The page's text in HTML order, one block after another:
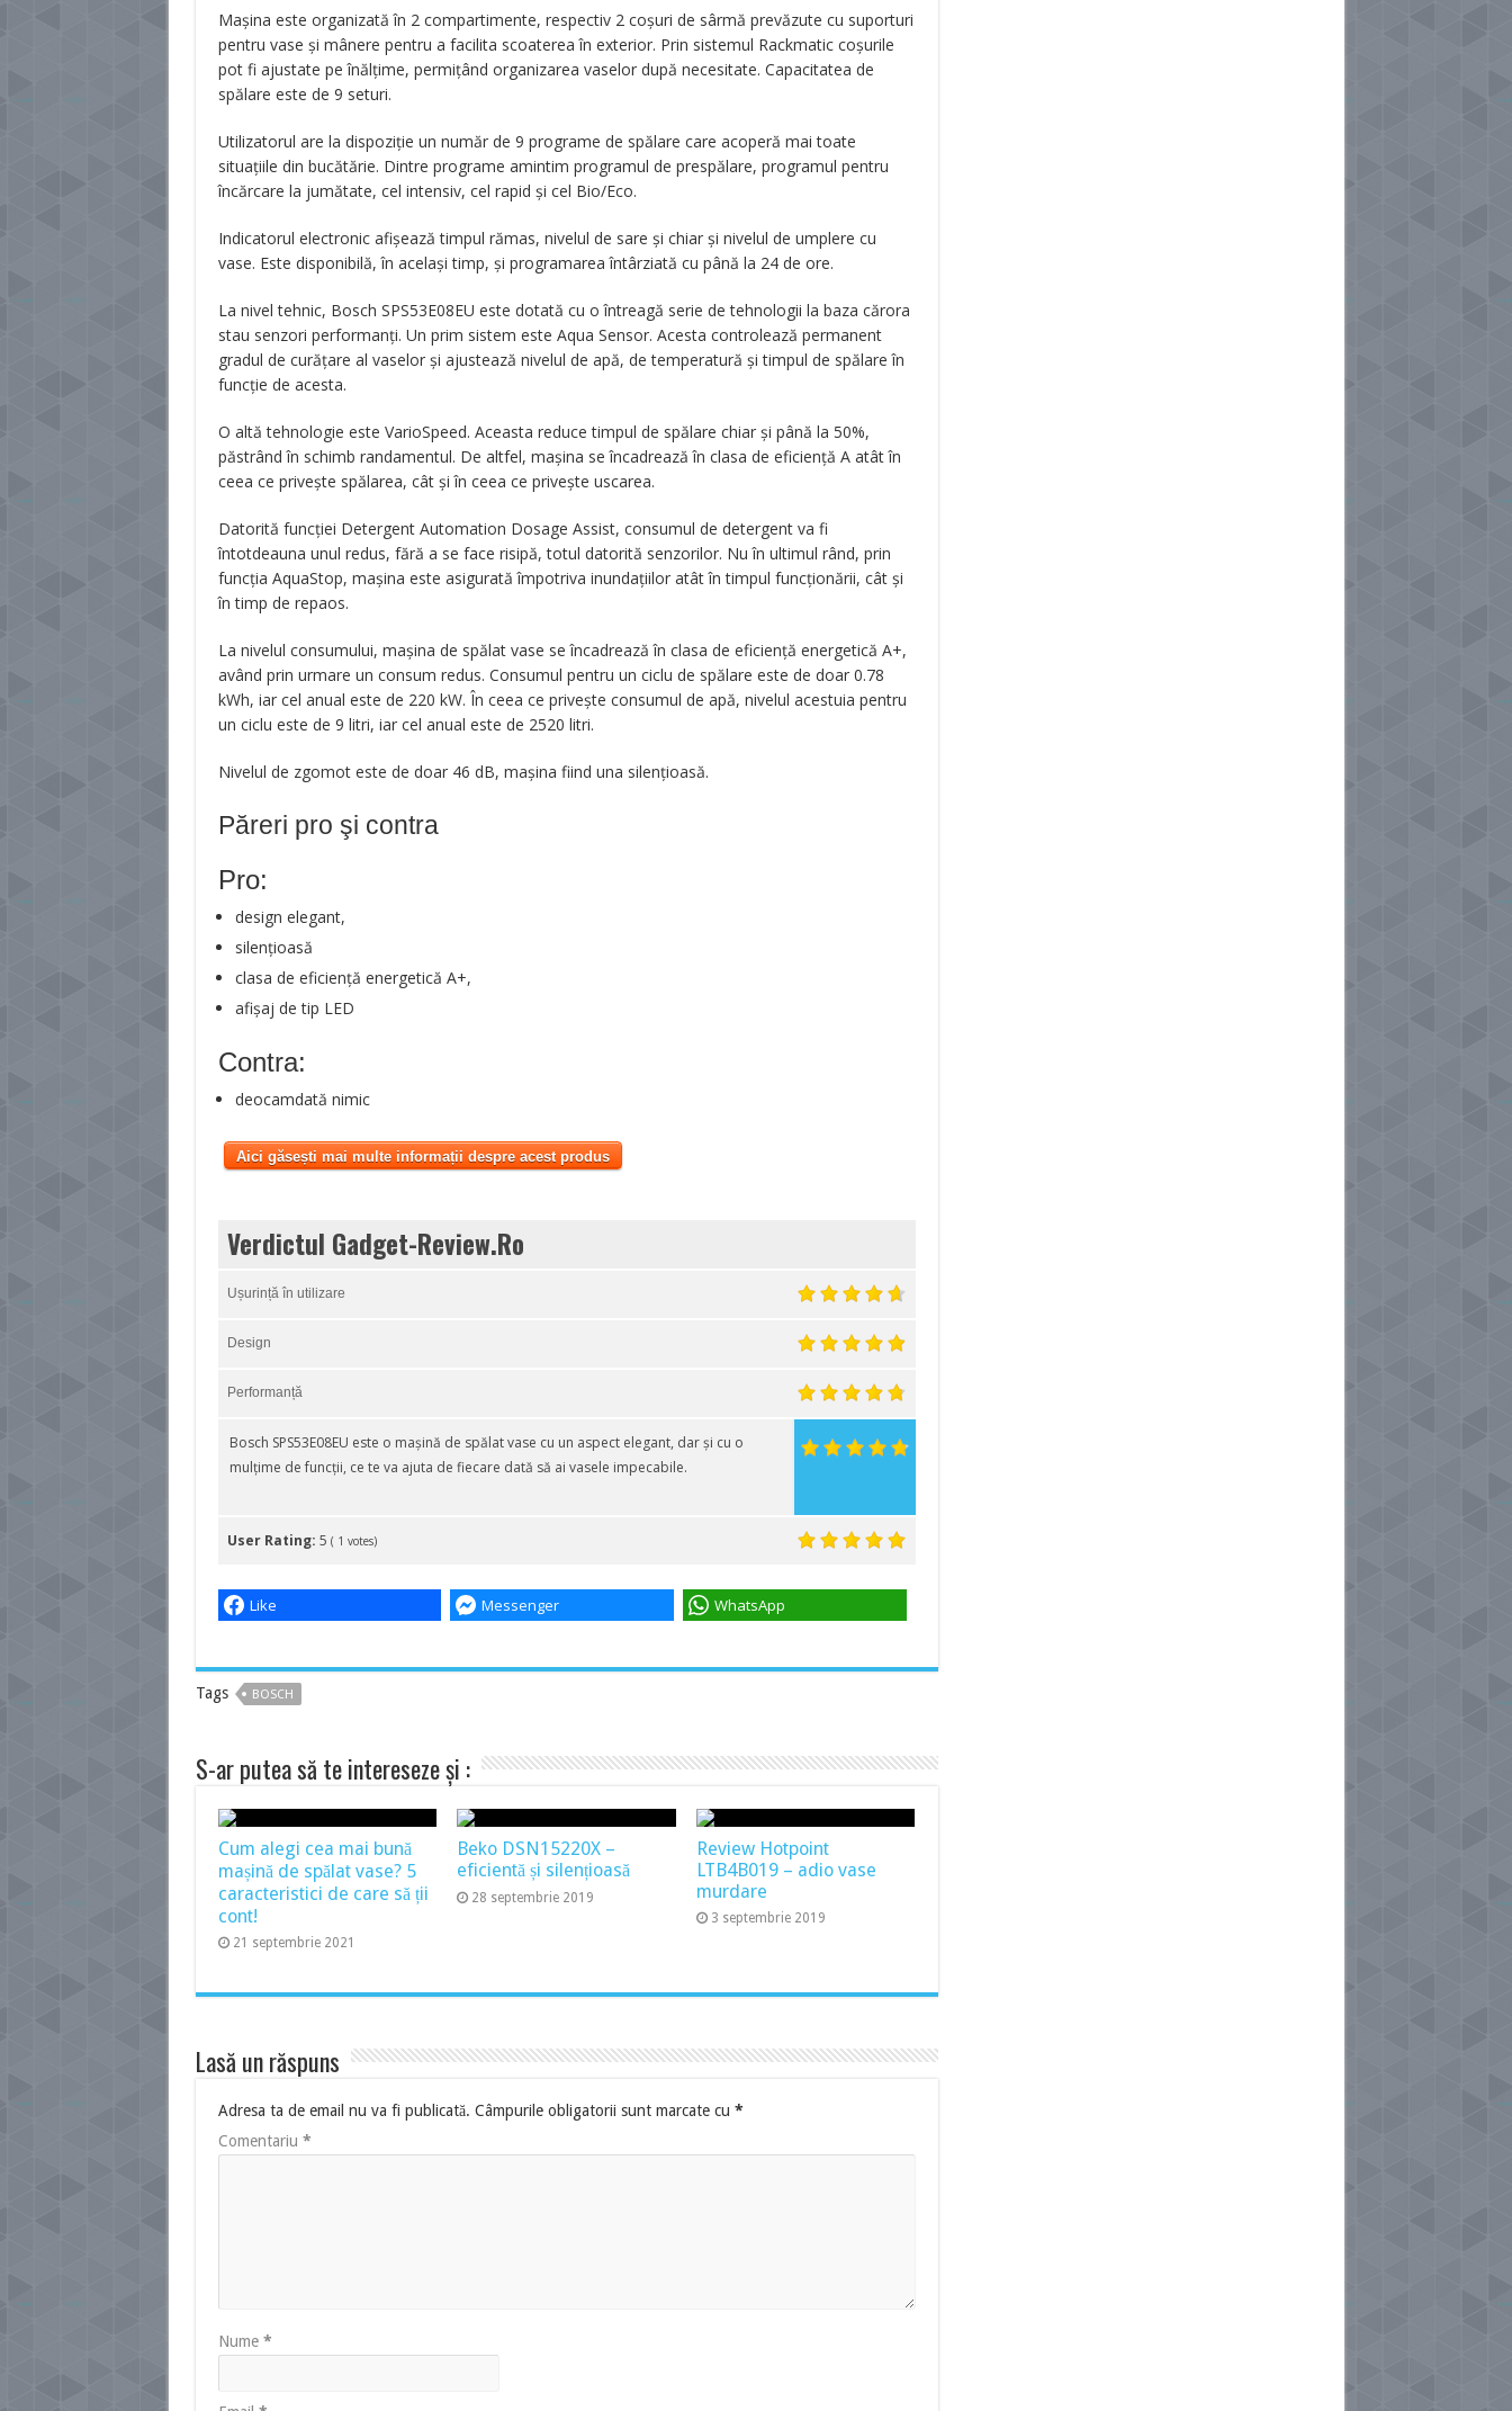
Mașina este organizată în 2 compartimente, respectiv 2 coșuri de sârmă prevăzute cu suporturi
pentru vase și mânere pentru a facilita scoaterea în exterior. Prin sistemul Rackmatic coșurile
pot fi ajustate pe înălțime, permițând organizarea vaselor după necesitate. Capacitatea de
spălare este de 9 seturi.
Utilizatorul are la dispoziție un număr de 9 programe de spălare care acoperă mai toate
situațiile din bucătărie. Dintre programe amintim programul de prespălare, programul pentru
încărcare la jumătate, cel intensiv, cel rapid și cel Bio/Eco.
Indicatorul electronic afișează timpul rămas, nivelul de sare și chiar și nivelul de umplere cu
vase. Este disponibilă, în același timp, și programarea întârziată cu până la 24 de ore.
La nivel tehnic, Bosch SPS53E08EU este dotată cu o întreagă serie de tehnologii la baza cărora
stau senzori performanți. Un prim sistem este Aqua Sensor. Acesta controlează permanent
gradul de curățare al vaselor și ajustează nivelul de apă, de temperatură și timpul de spălare în
funcție de acesta.
O altă tehnologie este VarioSpeed. Aceasta reduce timpul de spălare chiar și până la 50%,
păstrând în schimb randamentul. De altfel, mașina se încadrează în clasa de eficiență A atât în
ceea ce privește spălarea, cât și în ceea ce privește uscarea.
Datorită funcției Detergent Automation Dosage Assist, consumul de detergent va fi
întotdeauna unul redus, fără a se face risipă, totul datorită senzorilor. Nu în ultimul rând, prin
funcția AquaStop, mașina este asigurată împotriva inundațiilor atât în timpul funcționării, cât și
în timp de repaos.
La nivelul consumului, mașina de spălat vase se încadrează în clasa de eficiență energetică A+,
având prin urmare un consum redus. Consumul pentru un ciclu de spălare este de doar 0.78
kWh, iar cel anual este de 220 kW. În ceea ce privește consumul de apă, nivelul acestuia pentru
un ciclu este de 9 litri, iar cel anual este de 2520 litri.
Nivelul de zgomot este de doar 46 dB, mașina fiind una silențioasă.
Păreri pro şi contra
Pro:
design elegant,
silențioasă
clasa de eficiență energetică A+,
afișaj de tip LED
Contra:
deocamdată nimic
Aici găsești mai multe informații despre acest produs
Verdictul Gadget-Review.Ro
Ușurință în utilizare
Design
Performanță
Bosch SPS53E08EU este o mașină de spălat vase cu un aspect elegant, dar și cu o
mulțime de funcții, ce te va ajuta de fiecare dată să ai vasele impecabile.
User Rating: 5 ( 1 votes)
Like Messenger WhatsApp
Tags BOSCH
S-ar putea să te intereseze și :
Cum alegi cea mai bună
mașină de spălat vase? 5
caracteristici de care să ții
cont!
21 septembrie 2021
Beko DSN15220X –
eficientă și silențioasă
28 septembrie 2019
Review Hotpoint
LTB4B019 – adio vase
murdare
3 septembrie 2019
Lasă un răspuns
Adresa ta de email nu va fi publicată. Câmpurile obligatorii sunt marcate cu *
Comentariu *
Nume *